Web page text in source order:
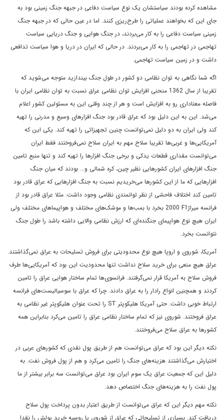
مشاهده کرده بودند سیاستشان یک نوع سیاست دفاعی در جبهه جنگ زمینی بود به
جای این که بخواهند عملیاتی را طرح‌ریزی کنند. اما در عین حالی که در جبهه جنگ
زمینی سیاست دفاعی را به کار می‌بردند، در جنگ هوایی و جنگ دریایی سیاست
تهاجمی ‌در تهاجمی‌ را به کار می‌بردند. در حالی که ایران در دریا و هوا سیاست تدافعی
داشت و در زمین سیاست تهاجمی.
اگه شما نگاهی به توان نظامی‌ دو کشور در طول جنگ بیندازید متوجه می‌شوید که
تقریبا از سال 1362 منحنی افزایش توان نظامی ‌عراق نسبت به توان نظامی‌ ایران با
فاصله معناداری رو به افزایش است و هر از چند وقتی این به مسئولین کشور اعلام
می‌شد. این به این دلیل بود که عراق قادر بود جنگ افزارهای وسیع و مدرنی را تهیه
کند ولی ایران به دو دلیل نمی‌توانست چنین تجهیزاتی را تهیه کند. یکی این که
آمریکایی‌ها و غربی‌ها تقریبا سلاح مهم به ایران سلاح نمی‌فروختند فقط ایران
می‌توانست مقداری قطعات یدکی و برخی جنگ افزارها را تهیه کند و تنها منبع تامین
جنگ افزارهای ایران کشورهایی نظیر چین، کره شمالی و... بودند که میان جنگ
افزارهایی که ما از این کشورها می‌خریدیم نسبت به جنگ افزارهایی که عراق قادر بود
تامین کند اختلاف فاحشی از نظر توانمندی نظامی‌ وجود داشت. مثلا عراق قادر بود از
فرانسه میراژF1
2000 بخرد با بمب‌ها و موشک‌های مختلف و هواپیماهای مختلف ولی
ایران هیچ نوع هواپیمای جنگنده‌ای که ارزش نظامی ‌والایی داشته باشد را طول جنگ
نتوانست بخرد.
آمریکا، شوروی و اروپا هیچ نوع محدودیتی برای فروش تسلیحات به عراق نمی‌گذاشتند.
عراق هیچ منعی برای خرید سلاح نداشت تنها محدودیت این بود که آمریکایی‌ها طرف
فروش سلاح به آمریکا قرار نمی‌گرفتند. فرانسوی‌ها تمام ساختار هوایی عراق را تامین
کردند و همچنین انواع رادار را به عراق دادند. چرا که عراق با سوسیالیست‌های فرانسه
ارتباط خوبی داشت. حتی آمریکا هلیکوپتر ST را تحت عنوان هلیکوپتر غیر نظامی‌ به
عراق فروختند. شوروی نیز که تمام ساختار نظامی‌ عراق را تامین می‌کرد بنابراین همه
کشورها به عراق سلاح می‌فروختند.
نکته دیگر این بود که عراق می‌توانست هم از طریق پول نقدی که کشورهای عربی در
اختیارش می‌گذاشتند هزینه‌های جنگ را تامین می‌کرد و هم از پول فروش نفت. به
دلیل این که جمعیت عراق یک سوم ایران بود عراق می‌توانست سه برابر بیشتر از ما
پول نفت را به هزینه‌های جنگ اختصاص دهد.
نکته مهم دیگر این که عراق می‌توانست از طریق اعتبار بدون پرداخت پول سلاح
دریافت کند. بسیاری از تسلیحاتی که عراق از شوروی یا روسیه خرید پولش را نقدا